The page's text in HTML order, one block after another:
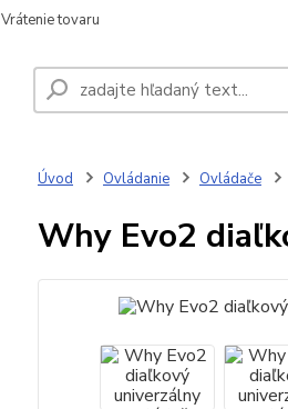
Vrátenie tovaru
Úvod Ovládanie Ovládače
Why Evo2